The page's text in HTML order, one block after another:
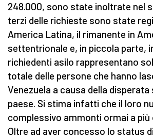
248.000, sono state inoltrate nel
terzi delle richieste sono state
America Latina, il rimanente in
settentrionale e, in piccola parte,
richiedenti asilo rappresentano
totale delle persone che hanno
Venezuela a causa della disperata
paese. Si stima infatti che il loro
complessivo ammonti ormai a più
Oltre ad aver concesso lo status